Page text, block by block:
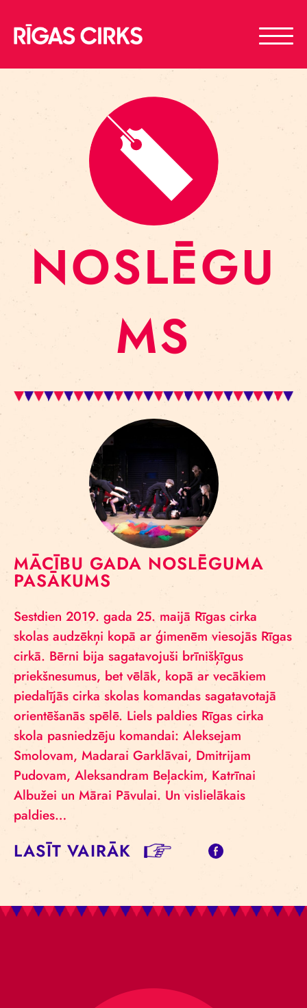
NOSLĒGU
MS
MĀCĪBU GADA NOSLĒGUMA
PASĀKUMS
Sestdien 2019. gada 25. maijā Rīgas cirka
skolas audzēkņi kopā ar ģimenēm viesojās Rīgas
cirkā. Bērni bija sagatavojuši brīnišķīgus
priekšnesumus, bet vēlāk, kopā ar vecākiem
piedalījās cirka skolas komandas sagatavotajā
orientēšanās spēlē. Liels paldies Rīgas cirka
skola pasniedzēju komandai: Aleksejam
Smolovam, Madarai Garklāvai, Dmitrijam
Pudovam, Aleksandram Beļackim, Katrīnai
Albužei un Mārai Pāvulai. Un vislielākais
paldies…
LASĪT VAIRĀK